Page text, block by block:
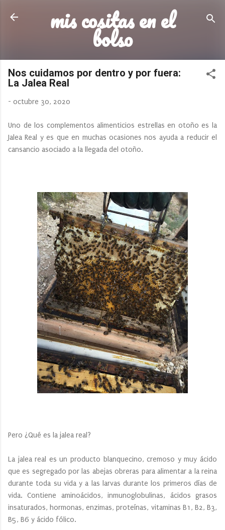
Ir al contenido principal
mis cositas en el
bolso
Nos cuidamos por dentro y por fuera:
La Jalea Real
- octubre 30, 2020
Uno de los complementos alimenticios estrellas en otoño es la
Jalea Real y es que en muchas ocasiones nos ayuda a reducir el
cansancio asociado a la llegada del otoño.
Pero ¿Qué es la jalea real?
La jalea real es un producto blanquecino, cremoso y muy ácido
que es segregado por las abejas obreras para alimentar a la reina
durante toda su vida y a las larvas durante los primeros días de
vida. Contiene aminoácidos, inmunoglobulinas, ácidos grasos
insaturados, hormonas, enzimas, proteínas, vitaminas B1, B2, B3,
B5, B6 y ácido fólico.